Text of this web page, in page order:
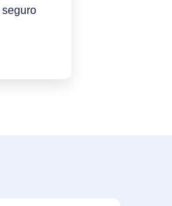
seguro